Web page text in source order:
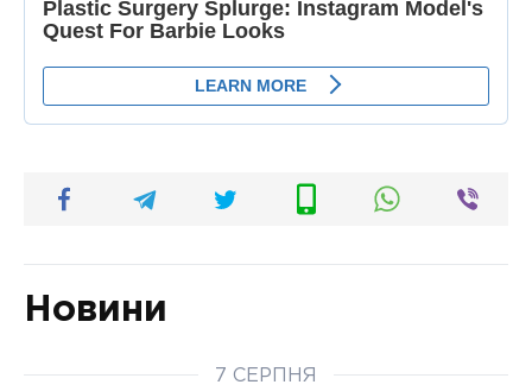
Новини
7 СЕРПНЯ